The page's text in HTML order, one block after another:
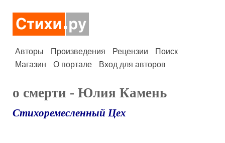
Авторы Произведения Рецензии
Поиск
Магазин
О портале Вход для авторов
о смерти - Юлия Камень
Стихоремесленный Цех